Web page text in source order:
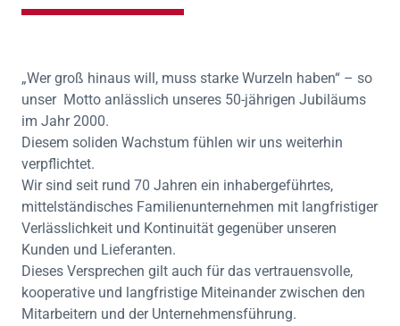
„Wer groß hinaus will, muss starke Wurzeln haben“ – so
unser Motto anlässlich unseres 50-jährigen Jubiläums
im Jahr 2000.
Diesem soliden Wachstum fühlen wir uns weiterhin
verpflichtet.
Wir sind seit rund 70 Jahren ein inhabergeführtes,
mittelständisches Familienunternehmen mit langfristiger
Verlässlichkeit und Kontinuität gegenüber unseren
Kunden und Lieferanten.
Dieses Versprechen gilt auch für das vertrauensvolle,
kooperative und langfristige Miteinander zwischen den
Mitarbeitern und der Unternehmensführung.